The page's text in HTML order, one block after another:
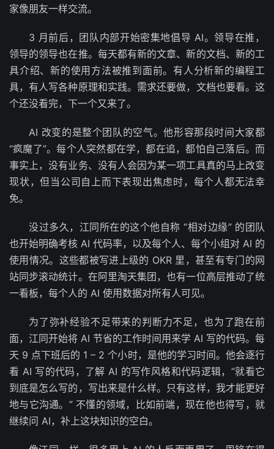
家像朋友一样交流。
3 月前后，团队内部开始密集地倡导 AI。领导在推，
领导的领导也在推。每天都有新的文章、新的文档、新的工
具介绍、新的使用方法被推到面前。有人分析新的编程工
具，有人写各种原理和实践。需求还要做，文档也要看。这
个还没看完，下一个又来了。
AI 改变的是整个团队的空气。他形容那段时间大家都
“疯魔了”。每个人突然都在学，都在追，都怕自己落后。而
事实上，没有业务、没有人会因为某一项工具真的马上改变
现状，但当公司自上而下表现出焦虑时，每个人都无法幸
免。
没过多久，江同所在的这个他自称 “相对边缘” 的团队
也开始明确考核 AI 代码率，以及每个人、每个小组对 AI 的
使用情况。这些都被写进上级的 OKR 里，甚至有专门的网
站同步滚动统计。在阿里淘天集团，也有一位高层推动了统
一看板，每个人的 AI 使用数据对所有人可见。
为了弥补经验不足带来的判断力不足，也为了跑在前
面，江同开始将 AI 节省的工作时间用来学 AI 写的代码。每
天 9 点下班后的 1 – 2 个小时，是他的学习时间。他会逐行
看 AI 写的代码，了解 AI 的写作风格和代码逻辑，“就看它
到底是怎么写的，写出来是什么样。只有这样，我才能更好
地与它沟通。” 不懂的领域，比如前端，现在他也得写，就
继续问 AI，补上这块知识的空白。